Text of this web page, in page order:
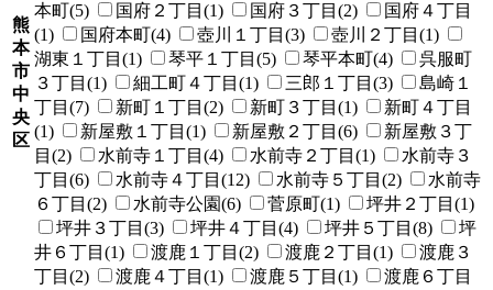
熊
本
市
中
央
区
本町(5)
国府２丁目(1) 国府３丁目(2)
国府４丁目
(1)
国府本町(4) 壺川１丁目(3)
壺川２丁目(1)
湖東１丁目(1)
琴平１丁目(5) 琴平本町(4)
呉服町
３丁目(1)
細工町４丁目(1) 三郎１丁目(3)
島崎１
丁目(7)
新町１丁目(2) 新町３丁目(1)
新町４丁目
(1)
新屋敷１丁目(1) 新屋敷２丁目(6)
新屋敷３丁
目(2)
水前寺１丁目(4) 水前寺２丁目(1)
水前寺３
丁目(6)
水前寺４丁目(12) 水前寺５丁目(2)
水前寺
６丁目(2)
水前寺公園(6) 菅原町(1)
坪井２丁目(1)
坪井３丁目(3)
坪井４丁目(4) 坪井５丁目(8)
坪
井６丁目(1)
渡鹿１丁目(2) 渡鹿２丁目(1)
渡鹿３
丁目(2)
渡鹿４丁目(1) 渡鹿５丁目(1)
渡鹿６丁目